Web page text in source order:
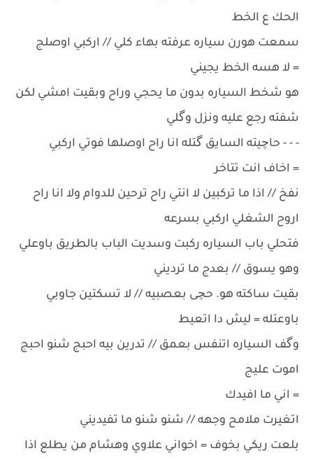
الحك ع الخط
سمعت هورن سياره عرفته بهاء كلي // اركبي اوصلج
= لا هسه الخط يجيني
هو شخط السياره بدون ما يحجي وراح وبقيت امشي لكن
شفته رجع عليه ونزل وگلي
- - - حاچيته السايق گتله انا راح اوصلها فوتي اركبي
= اخاف انت تتاخر
نفخ // اذا ما تركبين لا انتي راح ترحين للدوام ولا انا راح
اروح الشغلي اركبي بسرعه
فتحلي باب السياره ركبت وسديت الباب بالطريق باوعلي
وهو يسوق // بعدج ما ترديني
بقيت ساكته هو. حچى بعصبيه // لا تسكتين جاوبي
باوعتله = ليش دا اتعيط
وگف السياره اتنفس بعمق // تدرين بيه احبج شنو احبج
اموت عليج
= اني ما افيدك
اتغيرت ملامح وجهه // شنو شنو ما تفيديني
بلعت ريكي بخوف = اخواني علاوي وهشام من يطلع اذا